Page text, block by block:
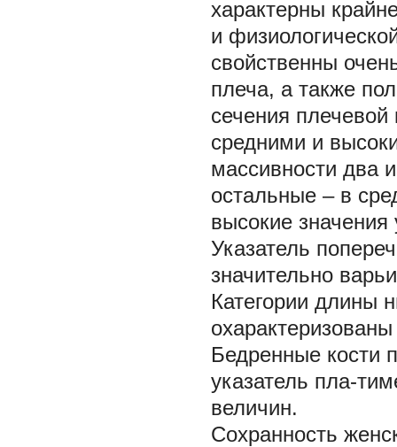
характерны
и
свойственны
плеча, а также
сечения плечевой
средними и
массивности два
остальные – в
высокие значения
Указатель
значительно
Категории длины
Бедренные кости
указатель пла-
величин.
Сохранность